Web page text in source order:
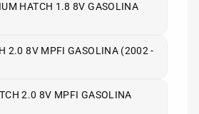
HATCH 1.8 8V GASOLINA
2.0 8V MPFI GASOLINA (2002 -
2.0 8V MPFI GASOLINA